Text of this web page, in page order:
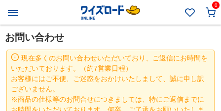
0
お問い合わせ
現在多くのお問い合わせいただいており、ご返信にお時間を
いただいております。（約7営業日程）
お客様にはご不便、ご迷惑をおかけいたしまして、誠に申し訳
ございません。
※商品の仕様等のお問合せにつきましては、特にご返信までに